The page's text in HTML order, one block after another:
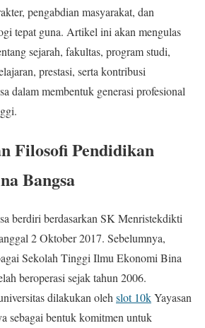
pengabdian masyarakat, dan
tepat guna. Artikel ini akan mengulas
sejarah, fakultas, program studi,
prestasi, serta kontribusi
dalam membentuk generasi profesional
Filosofi Pendidikan
Bangsa
berdiri berdasarkan SK Menristekdikti
2 Oktober 2017. Sebelumnya,
Sekolah Tinggi Ilmu Ekonomi Bina
beroperasi sejak tahun 2006.
dilakukan oleh slot 10kYayasan
sebagai bentuk komitmen untuk